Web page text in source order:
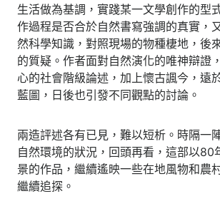
生活做為基調，實踐某一文學創作的型
作過程是否合於自然書寫強調的真實，
然科學知識，對照現場的物種棲地，後
的質疑。作者面對自然演化的唯神辯證
心的社會階級論述，加上懷古諷今，遠
藍圖，日後也引發不同觀點的討論。
兩造評述各有已見，難以短析。時隔一
自然環境的狀況，回頭再看，這部以80
景的作品，繼續遙映一些在地風物和農
繼續追探。